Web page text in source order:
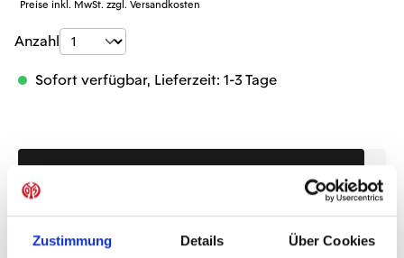
Zustimmung Details Über Cookies
Preise inkl. MwSt. zzgl. Versandkosten
Produkt Anzahl: Gib den gewünschten
Anzahl
Sofort verfügbar, Lieferzeit: 1-3 Tage